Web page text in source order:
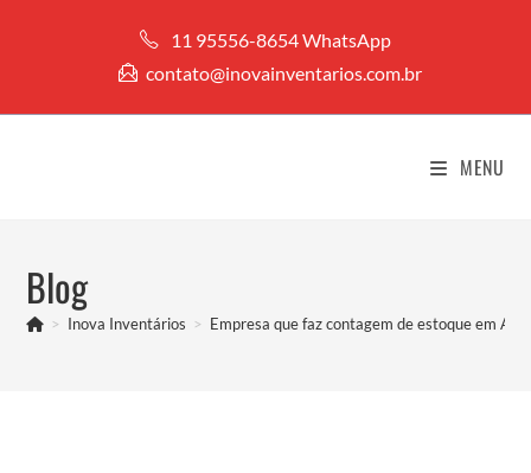
11 95556-8654 WhatsApp
contato@inovainventarios.com.br
MENU
Blog
> Inova Inventários > Empresa que faz contagem de estoque em